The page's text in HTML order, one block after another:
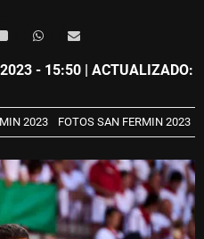
- 15:50 | ACTUALIZADO:
2023 FOTOS SAN FERMIN 2023